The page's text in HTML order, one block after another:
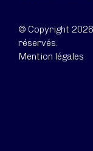
© Copyright
réservés.
Mention légales